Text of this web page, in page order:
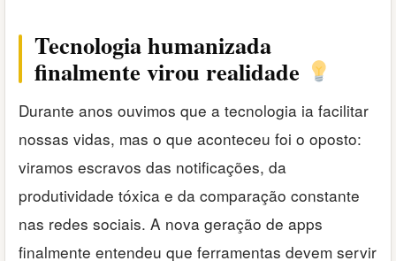
Tecnologia humanizada
finalmente virou realidade
Durante anos ouvimos que a tecnologia ia facilitar
nossas vidas, mas o que aconteceu foi o oposto:
viramos escravos das notificações, da
produtividade tóxica e da comparação constante
nas redes sociais. A nova geração de apps
finalmente entendeu que ferramentas devem servir